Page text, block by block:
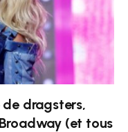
dragsters,
(et tous